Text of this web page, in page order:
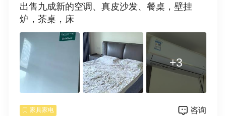
出售九成新的空调、真皮沙发、餐桌，壁挂
炉，茶桌，床
+3
家具家电 咨询